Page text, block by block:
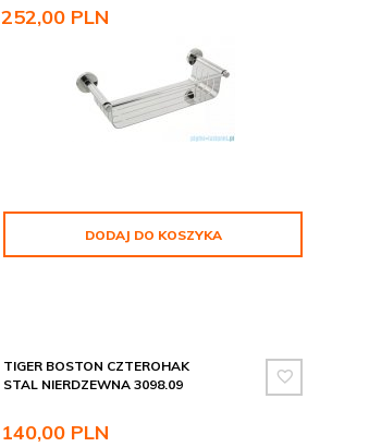
252,00 PLN
DODAJ DO KOSZYKA
TIGER BOSTON CZTEROHAK
STAL NIERDZEWNA 3098.09
140,00 PLN